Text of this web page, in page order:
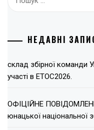
НЕДАВНІ
склад збірної команди
участі в ЕТОС2026.
ОФІЦІЙНЕ
юнацької національної